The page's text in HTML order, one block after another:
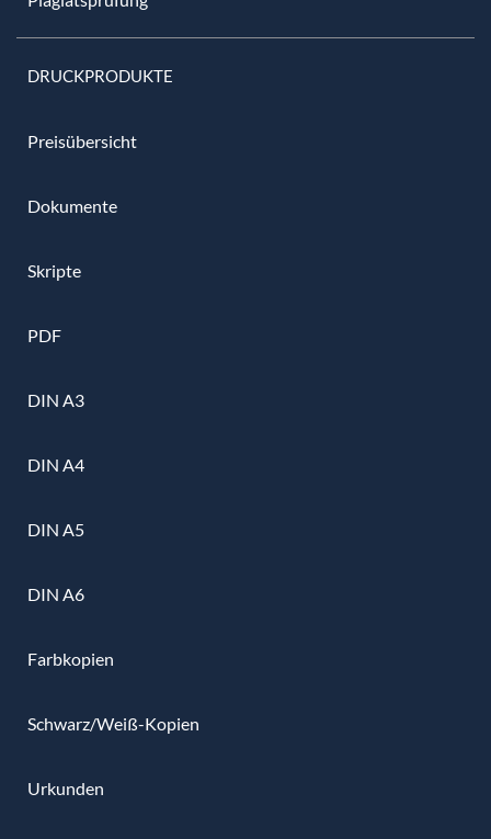
DRUCKPRODUKTE
Preisübersicht
Dokumente
Skripte
PDF
DIN A3
DIN A4
DIN A5
DIN A6
Farbkopien
Schwarz/Weiß-Kopien
Urkunden